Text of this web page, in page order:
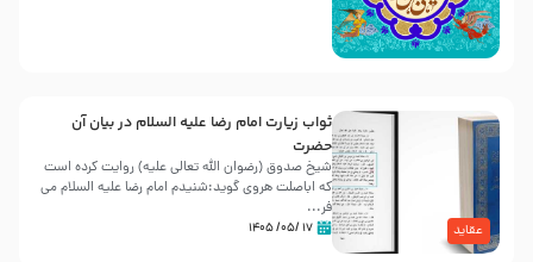
عقاید
ثواب زیارت امام رضا علیه السلام در بیان آن
حضرت
شیخ صدوق (رضوان الله تعالی علیه) روایت کرده است
که اباصلت هروی گوید:شنیدم امام رضا علیه السلام می
فر...
۱۷ /۰۵/ ۱۴۰۵